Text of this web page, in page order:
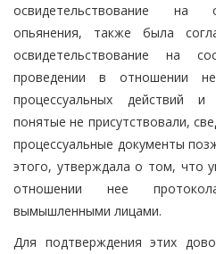
освидетельствование на
опьянения, также была
освидетельствование на
проведении в отношении
процессуальных действий и
понятые не присутствовали,
процессуальные документы
этого, утверждала о том, что
отношении нее
вымышленными лицами.
Для подтверждения этих